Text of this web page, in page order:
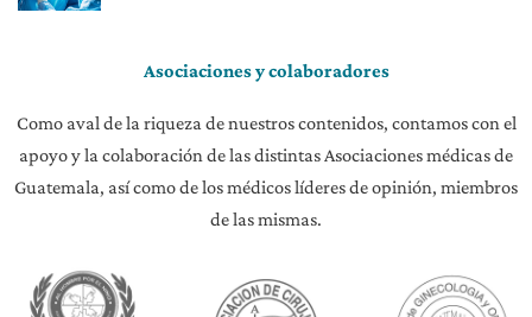
Asociaciones y colaboradores
Como aval de la riqueza de nuestros contenidos, contamos con el
apoyo y la colaboración de las distintas Asociaciones médicas de
Guatemala, así como de los médicos líderes de opinión, miembros
de las mismas.